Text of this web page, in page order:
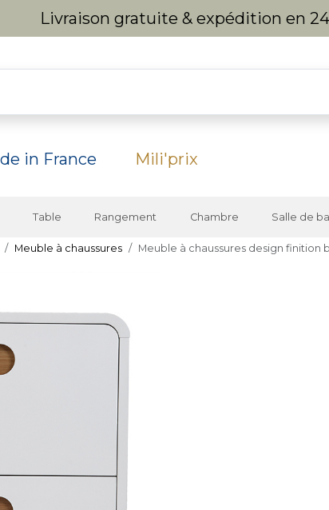
Livraison gratuite & expédition en
in France Mili'prix
Table Rangement Chambre Salle de
Meuble à chaussures Meuble à chaussures design finition